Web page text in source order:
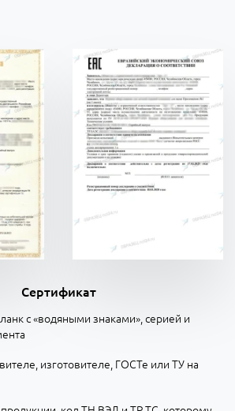
Сертификат
с «водяными знаками», серией и
изготовителе, ГОСТе или ТУ на